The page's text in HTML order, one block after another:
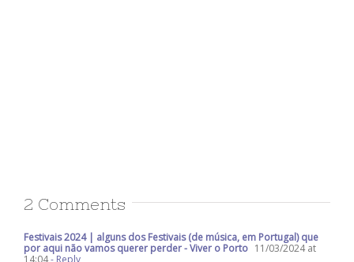
2 Comments
Festivais 2024 | alguns dos Festivais (de música, em Portugal) que
por aqui não vamos querer perder - Viver o Porto 11/03/2024 at
14:04- Reply